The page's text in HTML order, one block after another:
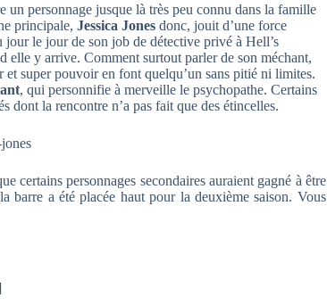
un personnage jusque là très peu connu dans la famille
principale,Jessica Jones donc, jouit d’une force
le jour de son job de détective privé à Hell’s
y arrive. Comment surtout parler de son méchant,
super pouvoir en font quelqu’un sans pitié ni limites.
, qui personnifie à merveille le psychopathe. Certains
dont la rencontre n’a pas fait que des étincelles.
certains personnages secondaires auraient gagné à être
a été placée haut pour la deuxième saison. Vous